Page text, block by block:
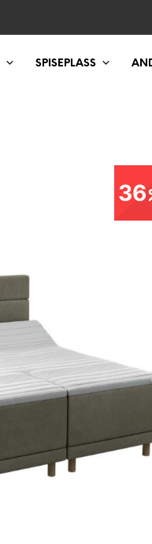
SPISEPLASS
36